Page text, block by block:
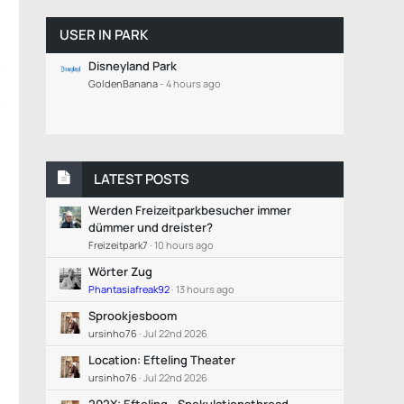
USER IN PARK
Disneyland Park
GoldenBanana- 4 hours ago
LATEST POSTS
Werden Freizeitparkbesucher immer
dümmer und dreister?
Freizeitpark7 10 hours ago
Wörter Zug
Phantasiafreak92 13 hours ago
Sprookjesboom
ursinho76 Jul 22nd 2026
Location: Efteling Theater
ursinho76 Jul 22nd 2026